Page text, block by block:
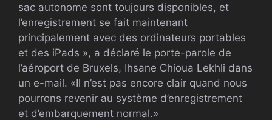
sac autonome sont toujours disponibles, et
l’enregistrement se fait maintenant
principalement avec des ordinateurs portables
et des iPads », a déclaré le porte-parole de
l’aéroport de Bruxels, Ihsane Chioua Lekhli dans
un e-mail. «Il n’est pas encore clair quand nous
pourrons revenir au système d’enregistrement
et d’embarquement normal.»